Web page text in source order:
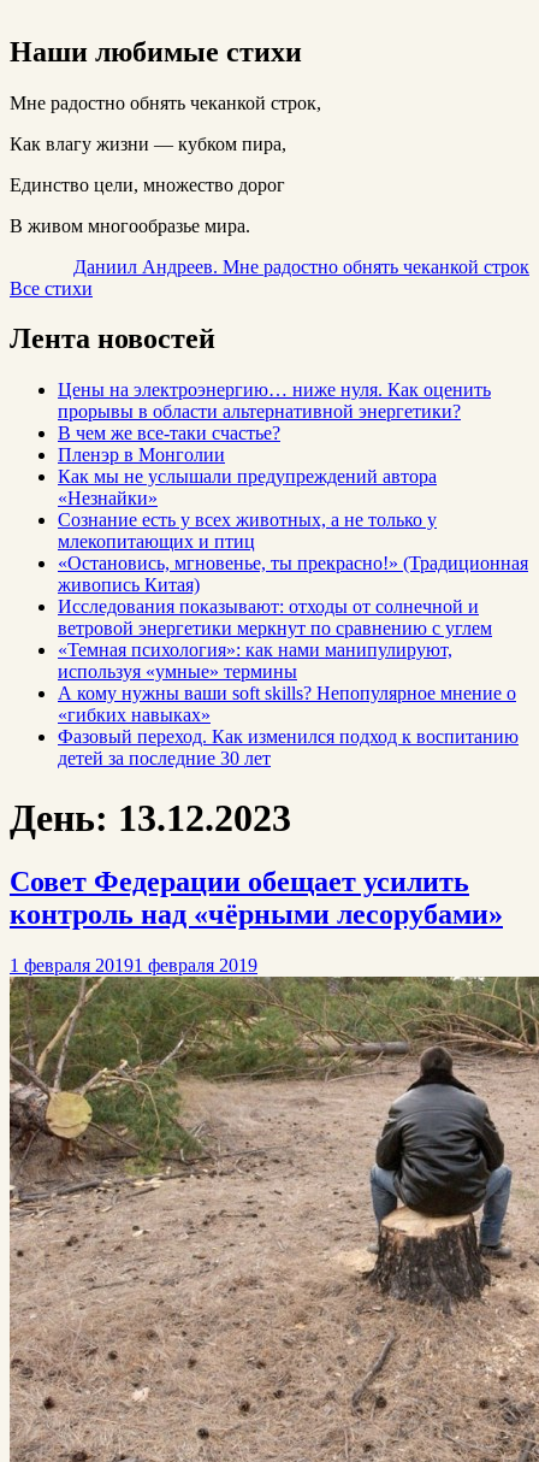
Наши любимые стихи
Мне радостно обнять чеканкой строк,
Как влагу жизни — кубком пира,
Единство цели, множество дорог
В живом многообразье мира.
Даниил Андреев. Мне радостно обнять чеканкой строк
Все стихи
Лента новостей
Цены на электроэнергию… ниже нуля. Как оценить
прорывы в области альтернативной энергетики?
В чем же все-таки счастье?
Пленэр в Монголии
Как мы не услышали предупреждений автора
«Незнайки»
Сознание есть у всех животных, а не только у
млекопитающих и птиц
«Остановись, мгновенье, ты прекрасно!» (Традиционная
живопись Китая)
Исследования показывают: отходы от солнечной и
ветровой энергетики меркнут по сравнению с углем
«Темная психология»: как нами манипулируют,
используя «умные» термины
А кому нужны ваши soft skills? Непопулярное мнение о
«гибких навыках»
Фазовый переход. Как изменился подход к воспитанию
детей за последние 30 лет
День: 13.12.2023
Совет Федерации обещает усилить
контроль над «чёрными лесорубами»
1 февраля 20191 февраля 2019